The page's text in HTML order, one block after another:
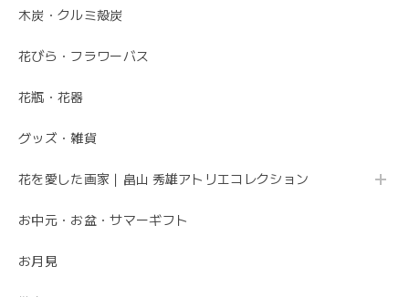
木炭・クルミ殻炭
花びら・フラワーバス
花瓶・花器
グッズ・雑貨
花を愛した画家｜畠山 秀雄アトリエコレクション
お中元・お盆・サマーギフト
お月見
の為にこれからも喜ばれるお花を お届けさせて
2020/05/11
先方さんがお洒落なお花だと喜んでくれました。 ありがと